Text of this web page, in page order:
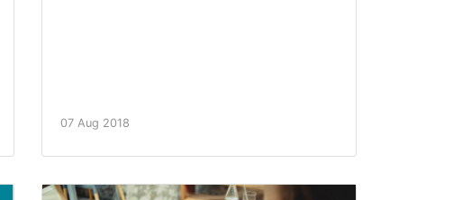
07 Aug 2018